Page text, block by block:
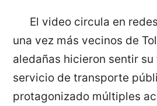
El video circula en
una vez más vecinos de
aledañas hicieron sentir
servicio de transporte
protagonizado múltiples